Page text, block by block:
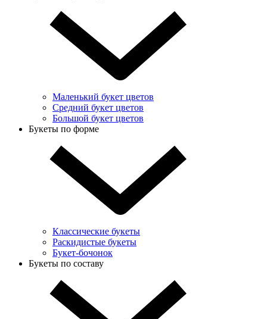
Маленький букет цветов
Средний букет цветов
Большой букет цветов
Букеты по форме
Классические букеты
Раскидистые букеты
Букет-бочонок
Букеты по составу